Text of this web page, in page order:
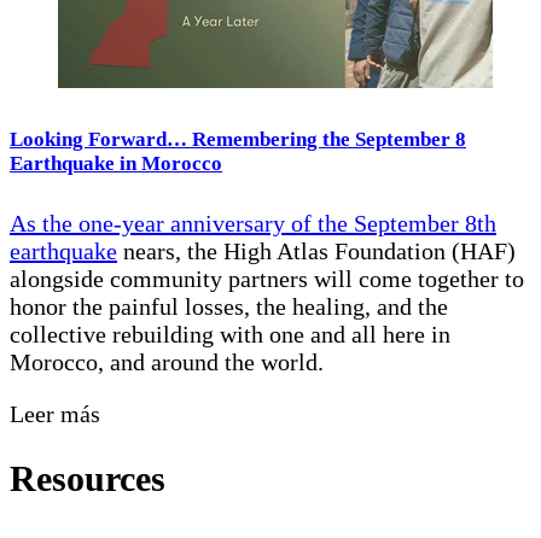
Looking Forward… Remembering the September 8
Earthquake in Morocco
As the one-year anniversary of the September 8th
earthquake nears, the High Atlas Foundation (HAF)
alongside community partners will come together to
honor the painful losses, the healing, and the
collective rebuilding with one and all here in
Morocco, and around the world.
Leer más
Resources